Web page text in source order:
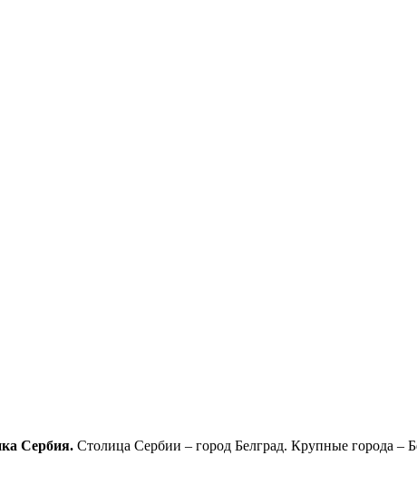
Сербия. Столица Сербии – город Белград. Крупные города